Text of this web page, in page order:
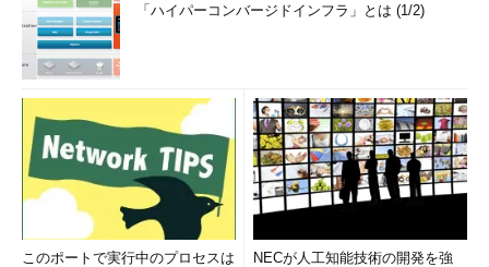
「ハイパーコンバージドインフラ」とは (1/2)
このポートで実行中のプロセスは
NECが人工知能技術の開発を強